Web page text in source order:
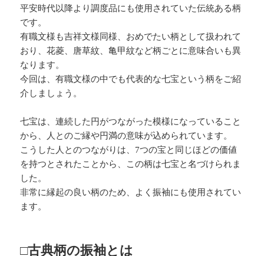
平安時代以降より調度品にも使用されていた伝統ある柄
です。
有職文様も吉祥文様同様、おめでたい柄として扱われて
おり、花菱、唐草紋、亀甲紋など柄ごとに意味合いも異
なります。
今回は、有職文様の中でも代表的な七宝という柄をご紹
介しましょう。
七宝は、連続した円がつながった模様になっていること
から、人とのご縁や円満の意味が込められています。
こうした人とのつながりは、7つの宝と同じほどの価値
を持つとされたことから、この柄は七宝と名づけられま
した。
非常に縁起の良い柄のため、よく振袖にも使用されてい
ます。
□古典柄の振袖とは